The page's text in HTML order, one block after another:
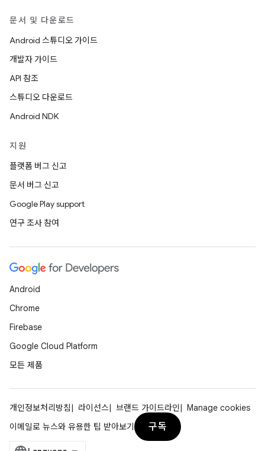
문서 및 다운로드
Android 스튜디오 가이드
개발자 가이드
API 참조
스튜디오 다운로드
Android NDK
지원
플랫폼 버그 신고
문서 버그 신고
Google Play support
연구 조사 참여
Android
Chrome
Firebase
Google Cloud Platform
모든 제품
개인정보처리방침 라이선스 브랜드 가이드라인
Manage cookies
이메일로 뉴스와 유용한 팁 받아보기
구독